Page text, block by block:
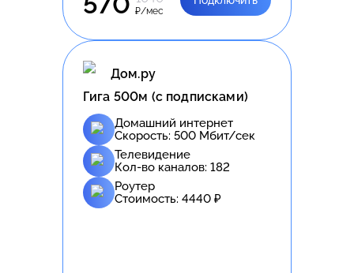
₽/мес
Дом.ру
Гига 500м (с подписками)
Домашний интернет
Скорость: 500 Мбит/сек
Телевидение
Кол-во каналов: 182
Роутер
Стоимость: 4440 ₽